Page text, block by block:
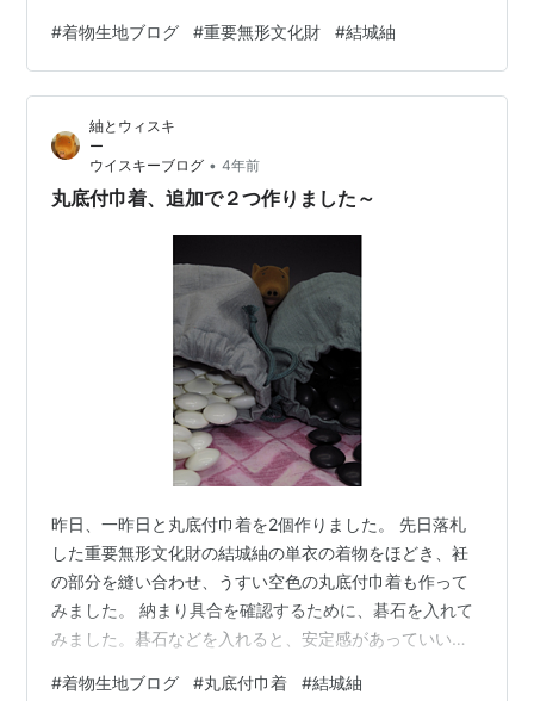
います。ウリボウは茶色です。 錫色という表示がありま
したが、仄かに緑がかった薄い空色といった感じです。
カメラでその辺の色合いが出せると良いのですが。 それ
では、詳しく状態を見ていきたいと思います。 （地色・
状態） 着物は未使用とのことでした。着用可能とのこと
で、リサイクル着…
#着物生地ブログ #重要無形文化財 #結城紬
紬とウィスキ
ウイスキーブログ • 4年前
丸底付巾着、追加で２つ作りました～
昨日、一昨日と丸底付巾着を2個作りました。 先日落札
した重要無形文化財の結城紬の単衣の着物をほどき、衽
の部分を縫い合わせ、うすい空色の丸底付巾着も作って
みました。 納まり具合を確認するために、碁石を入れて
みました。碁石などを入れると、安定感があっていいで
が良いかもしれませんね。 ウリボウには、ここで退席し
#着物生地ブログ #丸底付巾着 #結城紬